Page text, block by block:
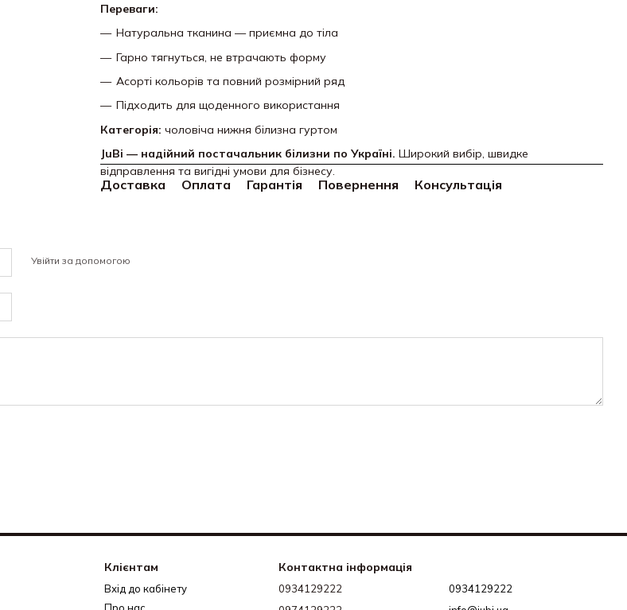
Переваги:
Натуральна тканина — приємна до тіла
Гарно тягнуться, не втрачають форму
Асорті кольорів та повний розмірний ряд
Підходить для щоденного використання
Категорія: чоловіча нижня білизна гуртом
JuBi — надійний постачальник білизни по Україні. Широкий вибір, швидке
відправлення та вигідні умови для бізнесу.
Доставка Оплата Гарантія Повернення Консультація
Увійти за допомогою
Клієнтам
Вхід до кабінету
Контактна інформація
0934129222
0934129222